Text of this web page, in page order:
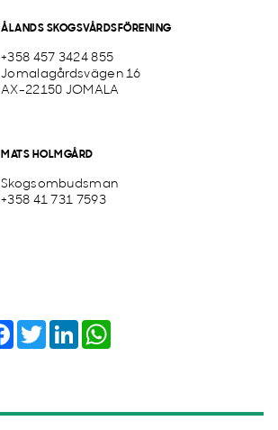
ÅLANDS SKOGSVÅRDSFÖRENING
+358 457 3424 855
Jomalagårdsvägen 16
AX-22150 JOMALA
MATS HOLMGÅRD
Skogsombudsman
+358 41 731 7593
Facebook
TwitterLinkedIn